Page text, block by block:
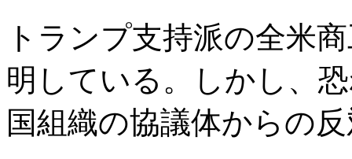
トランプ支持派の全米
明している。しかし、
国組織の協議体からの